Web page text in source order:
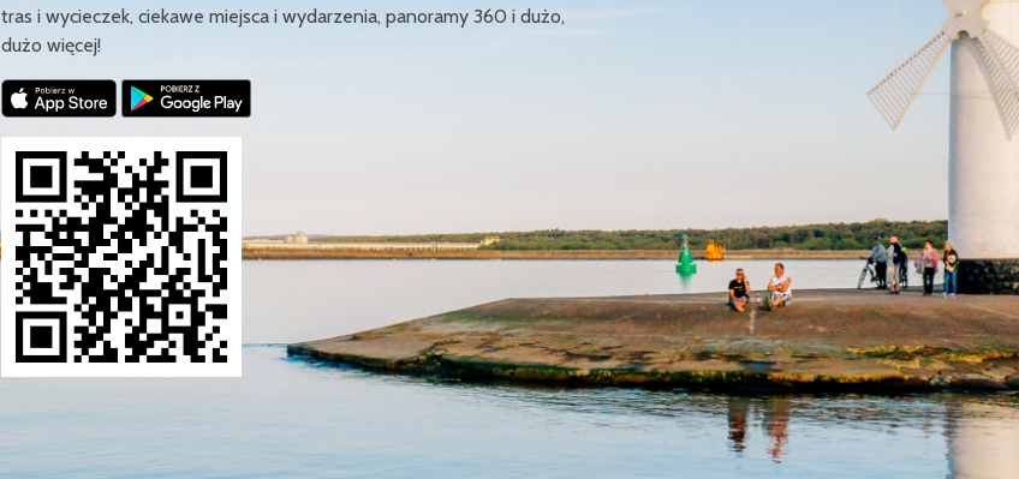
tras i wycieczek, ciekawe miejsca i wydarzenia, panoramy 360 i dużo,
dużo więcej!